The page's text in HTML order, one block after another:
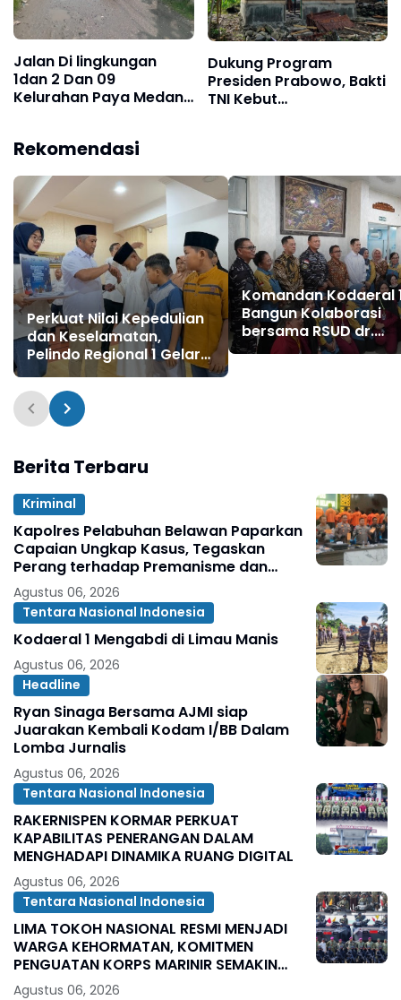
Jalan Di lingkungan
1dan 2 Dan 09
Kelurahan Paya Medan
dari Dinas SDABMBK
Dukung Program
Presiden Prabowo, Bakti
TNI Kebut
Rekomendasi
Perkuat Nilai Kepedulian
dan Keselamatan,
Pelindo Regional 1 Gelar
Pengajian, Doa Bersama,
dan Santunan Anak
Yatim Piatu
Komandan Kodaeral
Bangun Kolaborasi
bersama RSUD dr.
Pirngadi Medan‎
Berita Terbaru
Kriminal
Kapolres Pelabuhan Belawan Paparkan
Capaian Ungkap Kasus, Tegaskan
Perang terhadap Premanisme dan
Narkoba
Agustus 06, 2026
Tentara Nasional Indonesia
Kodaeral 1 Mengabdi di Limau Manis
Agustus 06, 2026
Headline
Ryan Sinaga Bersama AJMI siap
Juarakan Kembali Kodam I/BB Dalam
Lomba Jurnalis
Agustus 06, 2026
Tentara Nasional Indonesia
RAKERNISPEN KORMAR PERKUAT
KAPABILITAS PENERANGAN DALAM
MENGHADAPI DINAMIKA RUANG DIGITAL
Agustus 06, 2026
Tentara Nasional Indonesia
LIMA TOKOH NASIONAL RESMI MENJADI
WARGA KEHORMATAN, KOMITMEN
PENGUATAN KORPS MARINIR SEMAKIN
SOLID
Agustus 06, 2026